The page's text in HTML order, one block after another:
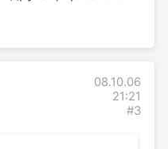
08.10.06
21:21
#3